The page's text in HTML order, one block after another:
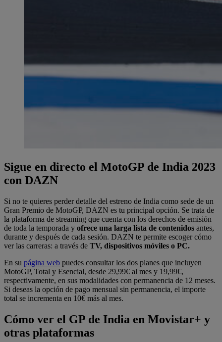
Sigue en directo el MotoGP de India 2023
con DAZN
Si no te quieres perder detalle del estreno de India como sede de un
Gran Premio de MotoGP, DAZN es tu principal opción. Se trata de
la plataforma de streaming que cuenta con los derechos de emisión
de toda la temporada y ofrece una larga lista de contenidos antes,
durante y después de cada sesión. DAZN te permite escoger cómo
ver las carreras: a través de TV, dispositivos móviles o PC.
En su página web puedes consultar los dos planes que incluyen
MotoGP, Total y Esencial, desde 29,99€ al mes y 19,99€,
respectivamente, en sus modalidades con permanencia de 12 meses.
Si deseas la opción de pago mensual sin permanencia, el importe
total se incrementa en 10€ más al mes.
Cómo ver el GP de India en Movistar+ y
otras plataformas